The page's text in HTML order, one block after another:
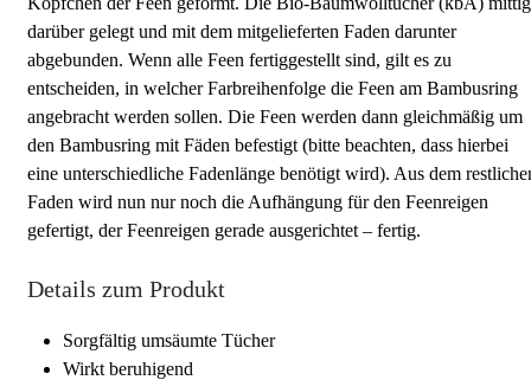
darüber gelegt und mit dem mitgelieferten Faden darunter
abgebunden. Wenn alle Feen fertiggestellt sind, gilt es zu
entscheiden, in welcher Farbreihenfolge die Feen am Bambusring
angebracht werden sollen. Die Feen werden dann gleichmäßig um
den Bambusring mit Fäden befestigt (bitte beachten, dass hierbei
eine unterschiedliche Fadenlänge benötigt wird). Aus dem
Faden wird nun nur noch die Aufhängung für den Feenreigen
gefertigt, der Feenreigen gerade ausgerichtet – fertig.
Details zum Produkt
Sorgfältig umsäumte Tücher
Wirkt beruhigend